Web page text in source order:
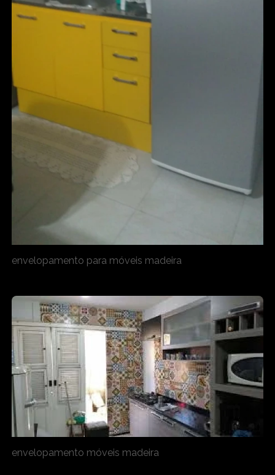
envelopamento para móveis madeira
envelopamento móveis madeira